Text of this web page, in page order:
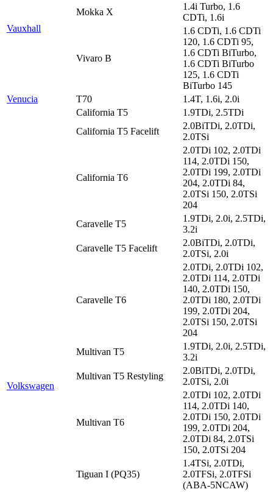
Vauxhall
Mokka X
1.4i Turbo, 1.6
CDTi, 1.6i
Vivaro B
1.6 CDTi, 1.6 CDTi
120, 1.6 CDTi 95,
1.6 CDTi BiTurbo,
1.6 CDTi BiTurbo
125, 1.6 CDTi
BiTurbo 145
Venucia
T70 1.4T, 1.6i, 2.0i
Volkswagen
California T5
1.9TDi, 2.5TDi
California T5 Facelift
2.0BiTDi, 2.0TDi,
2.0TSi
California T6
2.0TDi 102, 2.0TDi
114, 2.0TDi 150,
2.0TDi 199, 2.0TDi
204, 2.0TDi 84,
2.0TSi 150, 2.0TSi
204
Caravelle T5
1.9TDi, 2.0i, 2.5TDi,
3.2i
Caravelle T5 Facelift
2.0BiTDi, 2.0TDi,
2.0TSi, 2.0i
Caravelle T6
2.0TDi, 2.0TDi 102,
2.0TDi 114, 2.0TDi
140, 2.0TDi 150,
2.0TDi 180, 2.0TDi
199, 2.0TDi 204,
2.0TSi 150, 2.0TSi
204
Multivan T5
1.9TDi, 2.0i, 2.5TDi,
3.2i
Multivan T5 Restyling
2.0BiTDi, 2.0TDi,
2.0TSi, 2.0i
Multivan T6
2.0TDi 102, 2.0TDi
114, 2.0TDi 140,
2.0TDi 150, 2.0TDi
199, 2.0TDi 204,
2.0TDi 84, 2.0TSi
150, 2.0TSi 204
Tiguan I (PQ35)
1.4TSi, 2.0TDi,
2.0TFSi, 2.0TFSi
(ABA-5NCAW)